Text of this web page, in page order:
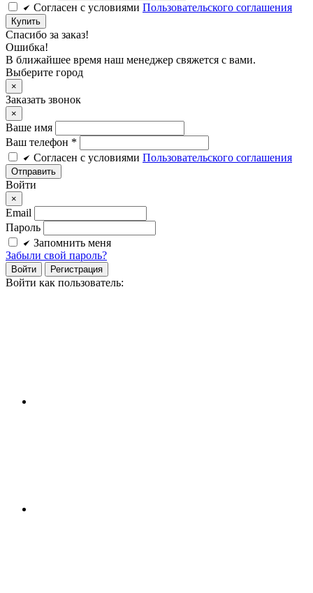
Cогласен c условиями Пользовательского соглашения
Купить
Спасибо за заказ!
Ошибка!
В ближайшее время наш менеджер свяжется с вами.
Выберите город
×
Заказать звонок
×
Ваше имя
Ваш телефон *
Cогласен c условиями Пользовательского соглашения
Войти
×
Email
Пароль
Запомнить меня
Забыли свой пароль?
Войти Регистрация
Войти как пользователь: